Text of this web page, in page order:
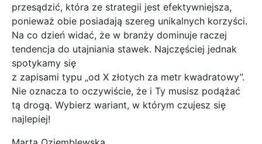
przesądzić, która ze strategii jest efektywniejsza,
ponieważ obie posiadają szereg unikalnych korzyści.
Na co dzień widać, że w branży dominuje raczej
tendencja do utajniania stawek. Najczęściej jednak
spotykamy się
z zapisami typu „od X złotych za metr kwadratowy”.
Nie oznacza to oczywiście, że i Ty musisz podążać
tą drogą. Wybierz wariant, w którym czujesz się
najlepiej!